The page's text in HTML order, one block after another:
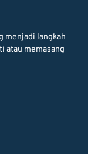
menjadi langkah
atau memasang